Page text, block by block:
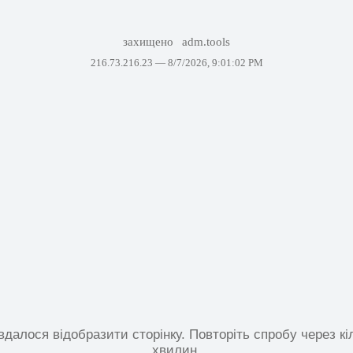
захищено adm.tools
216.73.216.23 — 8/7/2026, 9:01:02 PM
відобразити сторінку. Повторіть спробу через